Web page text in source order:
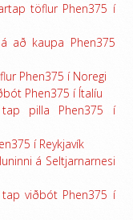
töflur Phen375 í
að kaupa Phen375
Phen375 í Noregi
Phen375 í Ítalíu
pilla Phen375 í
í Reykjavík
á Seltjarnarnesi
viðbót Phen375 í